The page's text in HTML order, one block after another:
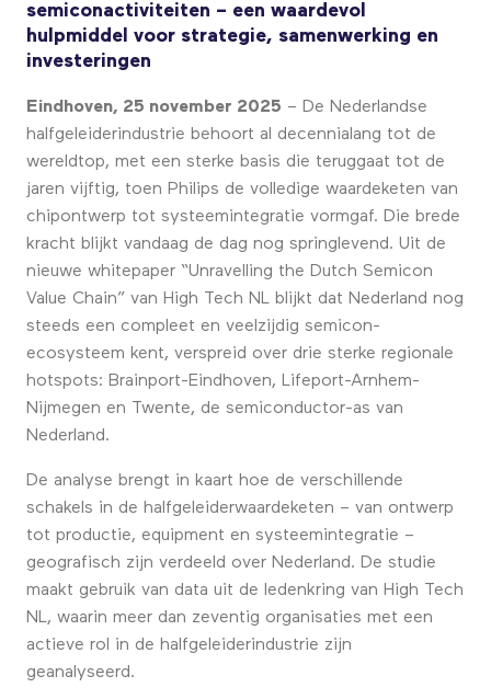
semiconactiviteiten – een waardevol
hulpmiddel voor strategie, samenwerking en
investeringen
Eindhoven, 25 november 2025 – De Nederlandse
halfgeleiderindustrie behoort al decennialang tot de
wereldtop, met een sterke basis die teruggaat tot de
jaren vijftig, toen Philips de volledige waardeketen van
chipontwerp tot systeemintegratie vormgaf. Die brede
kracht blijkt vandaag de dag nog springlevend. Uit de
nieuwe whitepaper “Unravelling the Dutch Semicon
Value Chain” van High Tech NL blijkt dat Nederland nog
steeds een compleet en veelzijdig semicon-
ecosysteem kent, verspreid over drie sterke regionale
hotspots: Brainport-Eindhoven, Lifeport-Arnhem-
Nijmegen en Twente, de semiconductor-as van
Nederland.
De analyse brengt in kaart hoe de verschillende
schakels in de halfgeleiderwaardeketen – van ontwerp
tot productie, equipment en systeemintegratie –
geografisch zijn verdeeld over Nederland. De studie
maakt gebruik van data uit de ledenkring van High Tech
NL, waarin meer dan zeventig organisaties met een
actieve rol in de halfgeleiderindustrie zijn
geanalyseerd.